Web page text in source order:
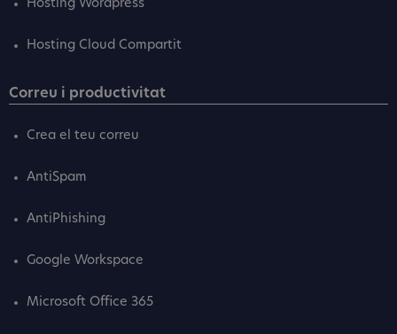
Hosting Wordpress
Hosting Cloud Compartit
Correu i productivitat
Crea el teu correu
AntiSpam
AntiPhishing
Google Workspace
Microsoft Office 365